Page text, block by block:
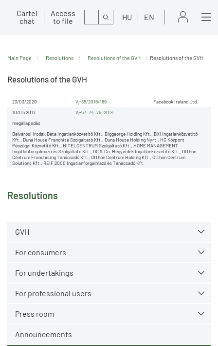
Cartel
chat
Access
to file
Search HU EN
Resolutions
GVH
For consumers
For undertakings
For professional users
Press room
Announcements
Main Page Resolutions Resolutions of the GVH Resolutions of the GVH
Resolutions of the GVH
23/03/2020 Vj-85/2016/189
Facebook Ireland Ltd.
10/01/2017
Vj-57_74_75_2014
Belvárosi Irodák Béta Ingatlanközvetítő Kft., Biggeorge Holding Kft., BXI Ingatlanközvetítő
Kft., Duna House Franchise Szolgáltató Kft., Duna House Holding Nyrt., HC Központ
Pénzügyi Közvetítő Kft., HITELCENTRUM Szolgáltató Kft., HOME MANAGEMENT
Ingatlanforgalmazó és Szolgáltató Kft., OC & Co. Hegyvidék Ingatlanközvetítő Kft., Otthon
Centrum Franchising Tanácsadó Kft., Otthon Centrum Holding Kft., Otthon Centrum
Solutions Kft., REIF 2000 Ingatlanforgalmazó és Tanácsadó Kft.
megállapodás